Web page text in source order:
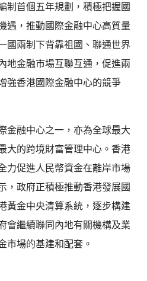
制首個五年規劃，積極把握國
遇，推動國際金融中心高質量
國兩制下背靠祖國、聯通世界
地金融市場互聯互通，促進兩
強香港國際金融中心的競爭
金融中心之一，亦為全球最大
大的跨境財富管理中心。香港
力促進人民幣資金在離岸市場
，政府正積極推動香港發展國
黃金中央清算系統，逐步構建
會繼續聯同內地有關機構及業
市場的基建和配套。